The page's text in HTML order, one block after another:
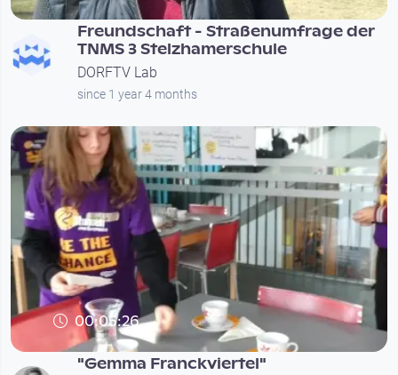
Freundschaft - Straßenumfrage der
TNMS 3 Stelzhamerschule
DORFTV Lab
since 1 year 4 months
00:05:26
"Gemma Franckviertel"